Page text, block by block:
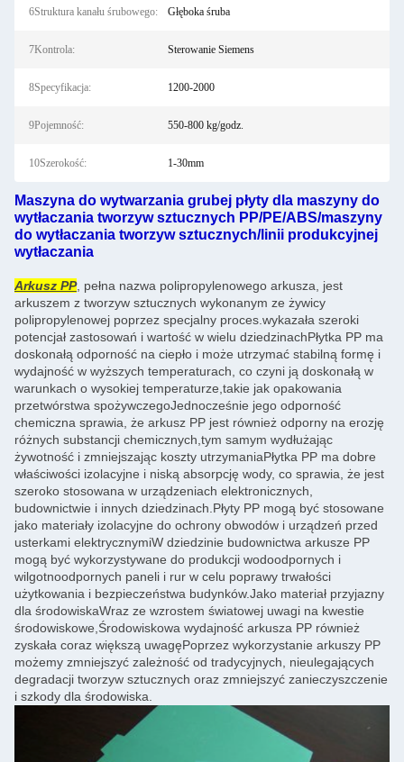
6Struktura kanału śrubowego: Głęboka śruba
7Kontrola: Sterowanie Siemens
8Specyfikacja: 1200-2000
9Pojemność: 550-800 kg/godz.
10Szerokość: 1-30mm
Maszyna do wytwarzania grubej płyty dla maszyny do
wytłaczania tworzyw sztucznych PP/PE/ABS/maszyny
do wytłaczania tworzyw sztucznych/linii produkcyjnej
wytłaczania
Arkusz PP, pełna nazwa polipropylenowego arkusza, jest
arkuszem z tworzyw sztucznych wykonanym ze żywicy
polipropylenowej poprzez specjalny proces.wykazała szeroki
potencjał zastosowań i wartość w wielu dziedzinachPłytka PP ma
doskonałą odporność na ciepło i może utrzymać stabilną formę i
wydajność w wyższych temperaturach, co czyni ją doskonałą w
warunkach o wysokiej temperaturze,takie jak opakowania
przetwórstwa spożywczegoJednocześnie jego odporność
chemiczna sprawia, że arkusz PP jest również odporny na erozję
różnych substancji chemicznych,tym samym wydłużając
żywotność i zmniejszając koszty utrzymaniaPłytka PP ma dobre
właściwości izolacyjne i niską absorpcję wody, co sprawia, że jest
szeroko stosowana w urządzeniach elektronicznych,
budownictwie i innych dziedzinach.Płyty PP mogą być stosowane
jako materiały izolacyjne do ochrony obwodów i urządzeń przed
usterkami elektrycznymiW dziedzinie budownictwa arkusze PP
mogą być wykorzystywane do produkcji wodoodpornych i
wilgotnoodpornych paneli i rur w celu poprawy trwałości
użytkowania i bezpieczeństwa budynków.Jako materiał przyjazny
dla środowiskaWraz ze wzrostem światowej uwagi na kwestie
środowiskowe,Środowiskowa wydajność arkusza PP również
zyskała coraz większą uwagęPoprzez wykorzystanie arkuszy PP
możemy zmniejszyć zależność od tradycyjnych, nieulegających
degradacji tworzyw sztucznych oraz zmniejszyć zanieczyszczenie
i szkody dla środowiska.